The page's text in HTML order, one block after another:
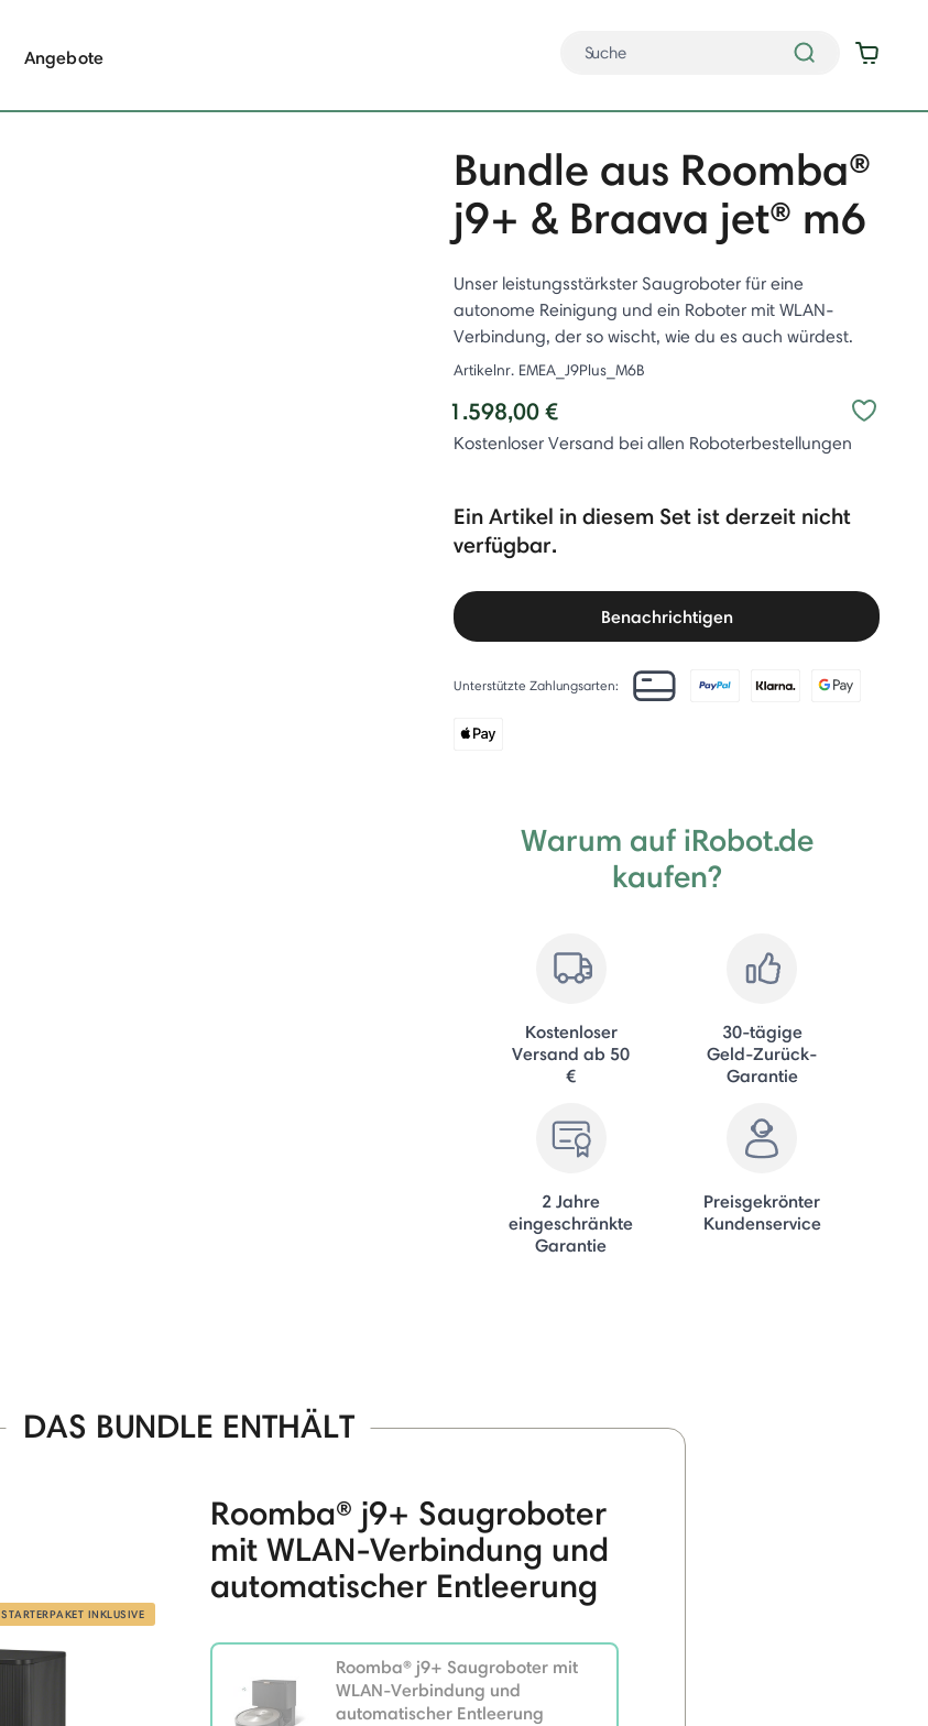
Angebote
Bundle aus Roomba®
j9+ & Braava jet® m6
Unser leistungsstärkster Saugroboter für eine
autonome Reinigung und ein Roboter mit WLAN-
Verbindung, der so wischt, wie du es auch würdest.
Artikelnr. EMEA_J9Plus_M6B
1.598,00 €
Kostenloser Versand bei allen Roboterbestellungen
Ein Artikel in diesem Set ist derzeit nicht
verfügbar.
Benachrichtigen
Unterstützte Zahlungsarten:
Warum auf iRobot.de
kaufen?
Kostenloser
Versand ab 50
€
30-tägige
Geld-Zurück-
Garantie
2 Jahre
eingeschränkte
Garantie
Preisgekrönter
Kundenservice
DAS BUNDLE ENTHÄLT
STARTERPAKET INKLUSIVE
Roomba® j9+ Saugroboter
mit WLAN-Verbindung und
automatischer Entleerung
Roomba® j9+ Saugroboter mit
WLAN-Verbindung und
automatischer Entleerung